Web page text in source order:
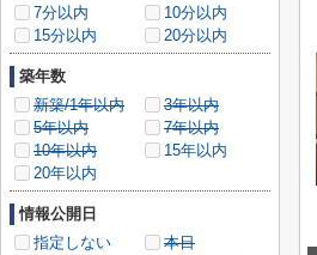
7分以内
10分以内
15分以内
20分以内
築年数
新築/1年以内
3年以内
5年以内
7年以内
10年以内
15年以内
20年以内
情報公開日
指定しない
本日